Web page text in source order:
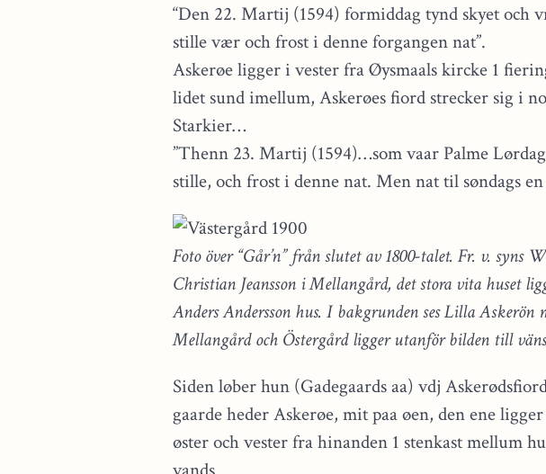
“Den 22. Martij (1594) formiddag tynd skyet och
stille vær och frost i denne forgangen nat”.
Askerøe ligger i vester fra Øysmaals kircke 1
lidet sund imellum, Askerøes fiord strecker sig i
Starkier…
”Thenn 23. Martij (1594)…som vaar Palme
stille, och frost i denne nat. Men nat til søndags
Foto över “Går’n” från slutet av 1800-talet. Fr. v.
Christian Jeansson i Mellangård, det stora vita huset
Anders Andersson hus. I bakgrunden ses Lilla
Mellangård och Östergård ligger utanför bilden till
Siden løber hun (Gadegaards aa) vdj
gaarde heder Askerøe, mit paa øen, den ene
øster och vester fra hinanden 1 stenkast